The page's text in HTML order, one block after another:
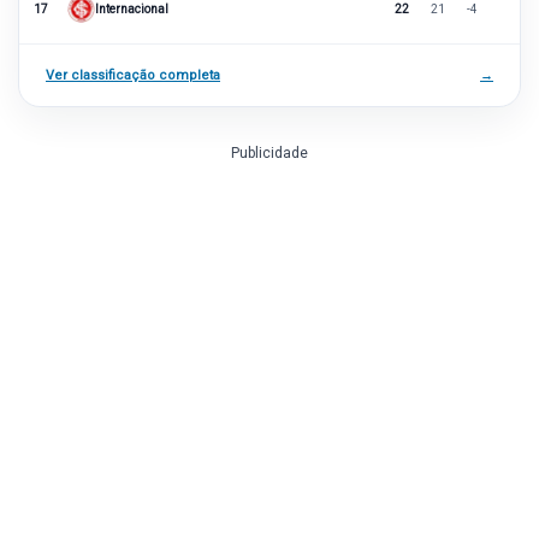
17 Internacional 22 21 -4
Ver classificação completa →
Publicidade